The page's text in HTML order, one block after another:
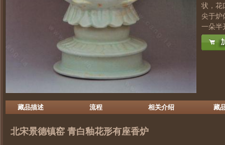
状，花
尖于炉
一朵半
藏品描述 流程 相关介绍 藏
北宋景德镇窑 青白釉花形有座香炉